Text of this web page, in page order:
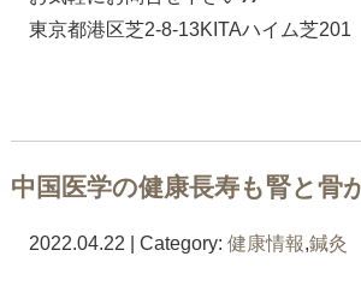
東京都港区芝2-8-13KITAハイム芝201
中国医学の健康長寿も腎と骨
2022.04.22 | Category: 健康情報,鍼灸